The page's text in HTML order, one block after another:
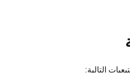
التالية: